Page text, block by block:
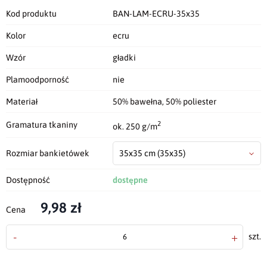
Kod produktu BAN-LAM-ECRU-35x35
Kolor ecru
Wzór gładki
Plamoodporność nie
Materiał 50% bawełna, 50% poliester
Gramatura tkaniny ok. 250 g/m2
Rozmiar bankietówek 35x35 cm(35x35)
Dostępność dostępne
Cena 9,98 zł
- + szt.